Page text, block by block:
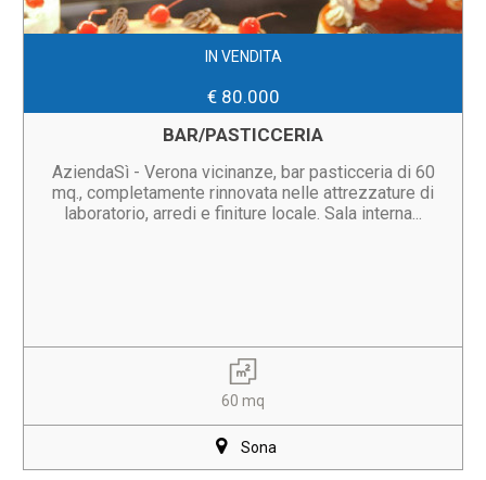
IN VENDITA
€ 80.000
BAR/PASTICCERIA
AziendaSì - Verona vicinanze, bar pasticceria di 60
mq., completamente rinnovata nelle attrezzature di
laboratorio, arredi e finiture locale. Sala interna...
60 mq
Sona